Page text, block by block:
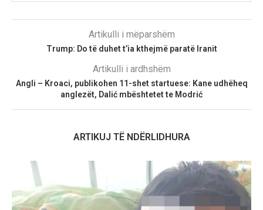
Artikulli i mëparshëm
Trump: Do të duhet t’ia kthejmë paratë Iranit
Artikulli i ardhshëm
Angli – Kroaci, publikohen 11-shet startuese: Kane udhëheq
anglezët, Dalić mbështetet te Modrić
ARTIKUJ TË NDËRLIDHURA